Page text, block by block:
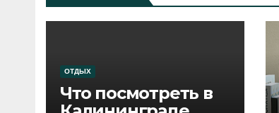
ОТДЫХ
Что посмотреть в